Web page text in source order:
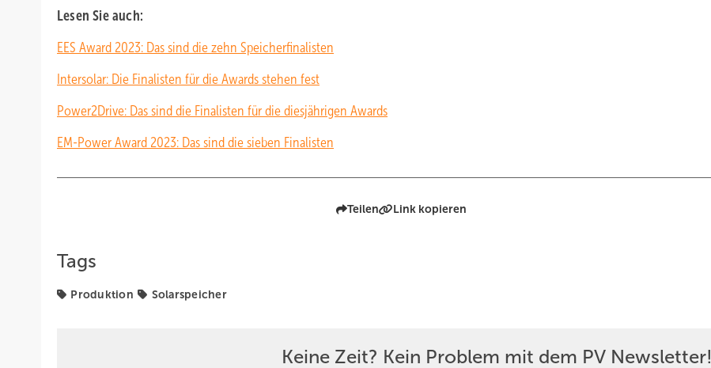
Lesen Sie auch:
EES Award 2023: Das sind die zehn Speicherfinalisten
Intersolar: Die Finalisten für die Awards stehen fest
Power2Drive: Das sind die Finalisten für die diesjährigen Awards
EM-Power Award 2023: Das sind die sieben Finalisten
Teilen Link kopieren
Tags
Produktion Solarspeicher
Keine Zeit? Kein Problem mit dem PV Newsletter!